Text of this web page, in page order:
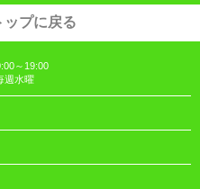
ップに戻る
～19:00
週水曜